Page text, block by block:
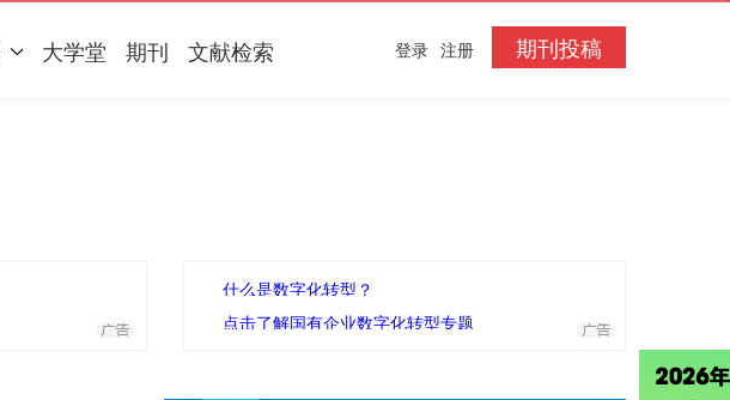
大学堂 期刊 文献检索 期刊投稿
登录 注册
什么是数字化转型？
点击了解国有企业数字化转型专题